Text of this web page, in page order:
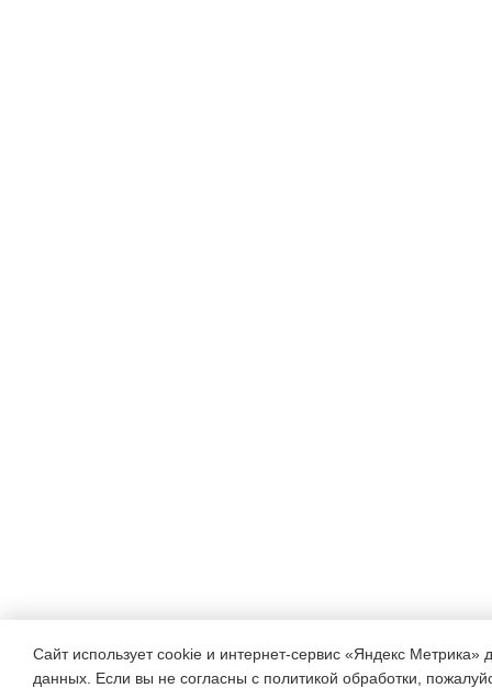
Сайт использует cookie и интернет-сервис «Яндекс Метрика»
данных. Если вы не согласны с политикой обработки,